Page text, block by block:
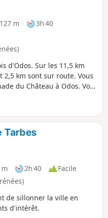
m
3h 40
d'Odos. Sur les 11,5 km
km sont sur route. Vous
du Château à Odos. Vous
Vignettes, le chemin de
retour en descente passe
d'Odos à Louey et celui de
route avant l'arrivée au
en marche nordique en
en 1h30.
Tarbes
2h 40
Facile
de sillonner la ville en
d'intérêt.